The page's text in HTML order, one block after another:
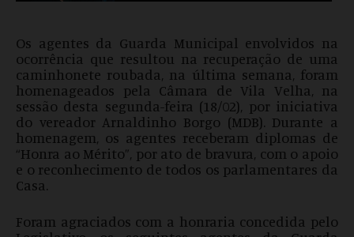
Os agentes da Guarda Municipal envolvidos na
ocorrência que resultou na recuperação de uma
caminhonete roubada, na última semana, foram
homenageados pela Câmara de Vila Velha, na
sessão desta segunda-feira (18/02), por iniciativa
do vereador Arnaldinho Borgo (MDB). Durante a
homenagem, os agentes receberam diplomas de
“Honra ao Mérito”, por ato de bravura, com o apoio
e o reconhecimento de todos os parlamentares da
Casa.
Foram agraciados com a honraria concedida pelo